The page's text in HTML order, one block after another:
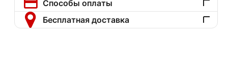
Способы оплаты
Бесплатная доставка